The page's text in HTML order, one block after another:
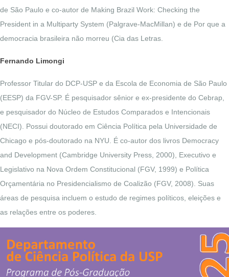
de São Paulo e co-autor de Making Brazil Work: Checking the
President in a Multiparty System (Palgrave-MacMillan) e de Por que a
democracia brasileira não morreu (Cia das Letras.
Fernando Limongi
Professor Titular do DCP-USP e da Escola de Economia de São Paulo
(EESP) da FGV-SP. É pesquisador sênior e ex-presidente do Cebrap,
e pesquisador do Núcleo de Estudos Comparados e Intencionais
(NECI). Possui doutorado em Ciência Política pela Universidade de
Chicago e pós-doutorado na NYU. É co-autor dos livros Democracy
and Development (Cambridge University Press, 2000), Executivo e
Legislativo na Nova Ordem Constitucional (FGV, 1999) e Política
Orçamentária no Presidencialismo de Coalizão (FGV, 2008). Suas
áreas de pesquisa incluem o estudo de regimes políticos, eleições e
as relações entre os poderes.